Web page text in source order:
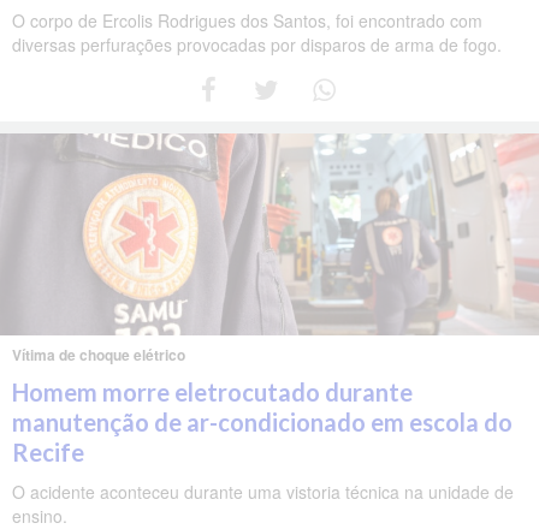
O corpo de Ercolis Rodrigues dos Santos, foi encontrado com
diversas perfurações provocadas por disparos de arma de fogo.
Vítima de choque elétrico
Homem morre eletrocutado durante
manutenção de ar-condicionado em escola do
Recife
O acidente aconteceu durante uma vistoria técnica na unidade de
ensino.